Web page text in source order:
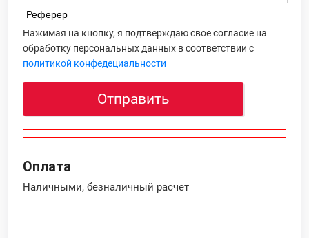
Реферер
Нажимая на кнопку, я подтверждаю свое согласие на
обработку персональных данных в соответствии с
политикой конфедециальности
Отправить
Оплата
Наличными, безналичный расчет